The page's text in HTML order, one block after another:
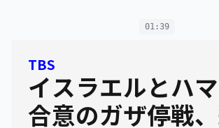
01:39
TBS
イスラエルとハ
合意のガザ停戦